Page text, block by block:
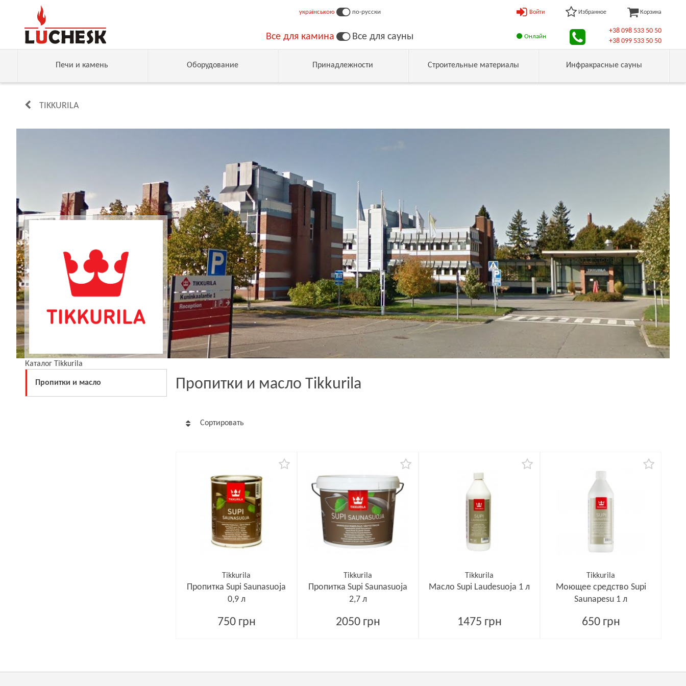
українською по-русски
Все для камина Все для сауны
Войти Избранное Корзина
Онлайн
+38 098 533 50 50
+38 099 533 50 50
Печи и камень Оборудование Принадлежности Строительные материалы Инфракрасные сауны
TIKKURILA
Каталог Tikkurila
Пропитки и масло Пропитки и масло Tikkurila
Сортировать
Tikkurila
Пропитка Supi Saunasuoja
0,9 л
750 грн
Tikkurila
Пропитка Supi Saunasuoja
2,7 л
2050 грн
Tikkurila
Масло Supi Laudesuoja 1 л
1475 грн
Tikkurila
Моющее средство Supi
Saunapesu 1 л
650 грн